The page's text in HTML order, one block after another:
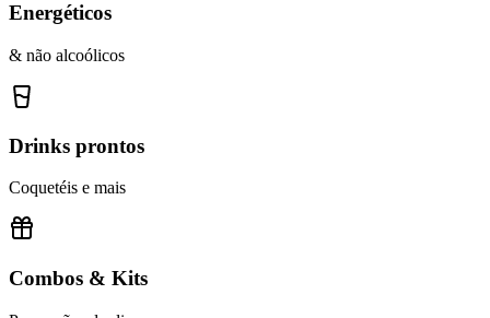
Energéticos
& não alcoólicos
Drinks prontos
Coquetéis e mais
Combos & Kits